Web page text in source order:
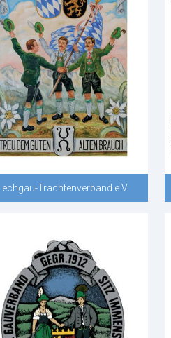
Trachtenverband e.V.